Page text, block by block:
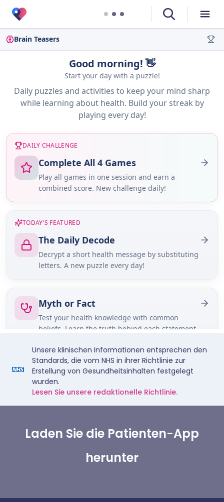
Unsere klinischen Informationen entsprechen den
Standards, die vom NHS in ihrer Richtlinie zur
Erstellung von Gesundheitsinhalten festgelegt
wurden.
Lesen Sie unsere redaktionelle Richtlinie.
Laden Sie die Patienten-App
herunter